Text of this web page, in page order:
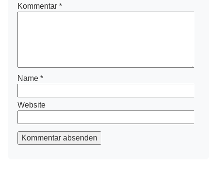
Kommentar *
Name *
Website
Kommentar absenden